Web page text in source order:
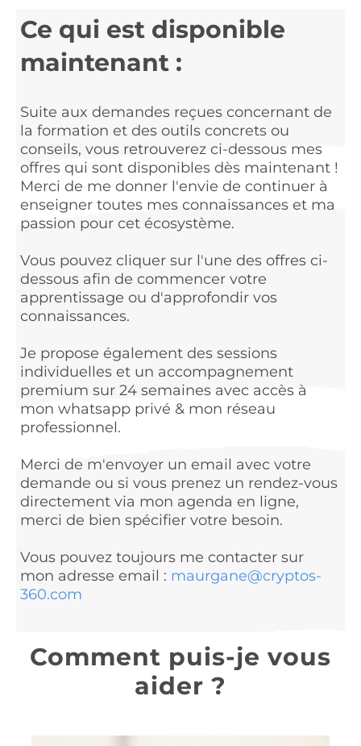
Ce qui est disponible
maintenant :
Suite aux demandes reçues concernant de
la formation et des outils concrets ou
conseils, vous retrouverez ci-dessous mes
offres qui sont disponibles dès maintenant !
Merci de me donner l'envie de continuer à
enseigner toutes mes connaissances et ma
passion pour cet écosystème.
Vous pouvez cliquer sur l'une des offres ci-
dessous afin de commencer votre
apprentissage ou d'approfondir vos
connaissances.
Je propose également des sessions
individuelles et un accompagnement
premium sur 24 semaines avec accès à
mon whatsapp privé & mon réseau
professionnel.
Merci de m'envoyer un email avec votre
demande ou si vous prenez un rendez-vous
directement via mon agenda en ligne,
merci de bien spécifier votre besoin.
Vous pouvez toujours me contacter sur
mon adresse email : maurgane@cryptos-
360.com
Comment puis-je vous
aider ?